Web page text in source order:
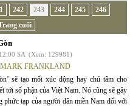
242 243 244 245
246
cuối
12:00 SA (Xem: 129981)
MARK FRANKLAND
sẽ tạo mối xúc động hay chú tâm cho
tới số phận của Việt Nam. Nó cũng sẽ gây
phức tạp của người dân miền Nam đối với